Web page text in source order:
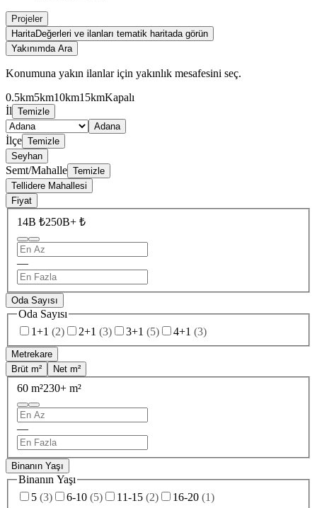
Projeler
HaritaDeğerleri ve ilanları tematik haritada görün
Yakınımda Ara
Konumuna yakın ilanlar için yakınlık mesafesini seç.
0.5km5km10km15kmKapalı
İl Temizle
Adana
İlçe Temizle
Seyhan
Semt/Mahalle Temizle
Tellidere Mahallesi
Fiyat
14B ₺250B+ ₺
—
Oda Sayısı
Oda Sayısı
1+1 (2) 2+1 (3) 3+1 (5) 4+1 (3)
Metrekare
Brüt m²
Net m²
60 m²230+ m²
—
Binanın Yaşı
Binanın Yaşı
5 (3) 6-10 (5) 11-15 (2) 16-20 (1)